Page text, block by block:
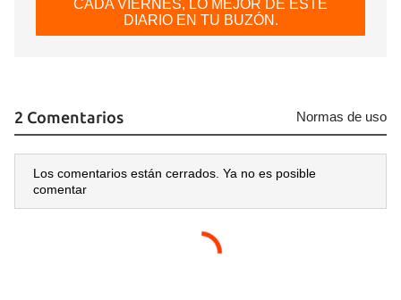
CADA VIERNES, LO MEJOR DE ESTE
DIARIO EN TU BUZÓN.
2 Comentarios Normas de uso
Los comentarios están cerrados. Ya no es posible
comentar